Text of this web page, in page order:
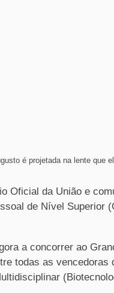
é projetada na lente que
Oficial da União e
de Nível Superior
a concorrer ao
todas as vencedoras